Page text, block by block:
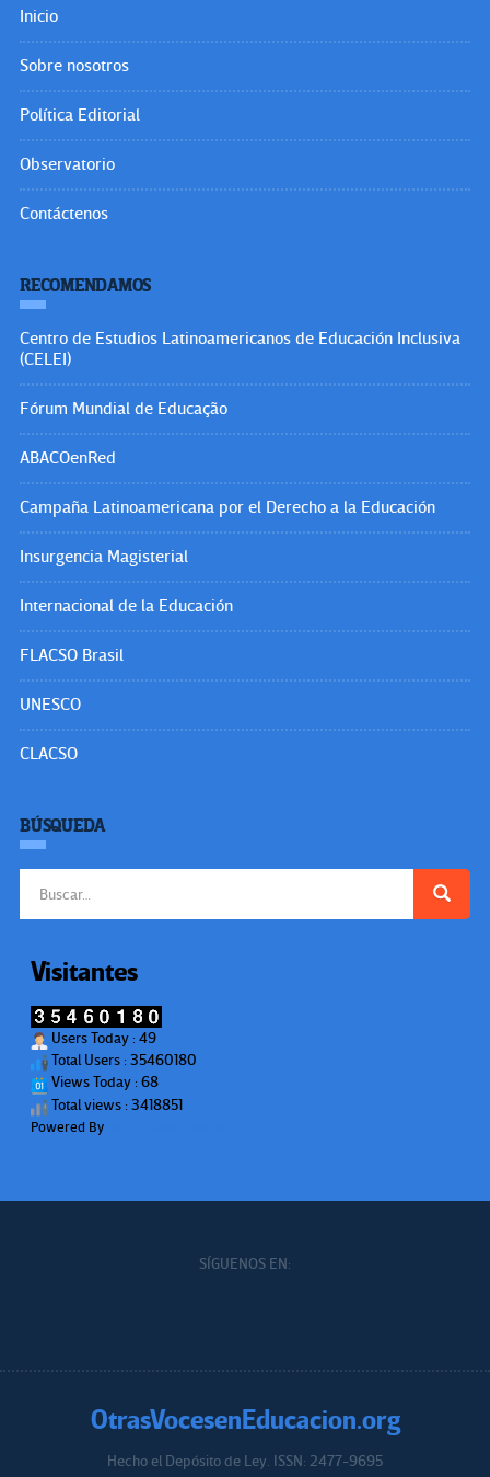
Inicio
Sobre nosotros
Política Editorial
Observatorio
Contáctenos
RECOMENDAMOS
Centro de Estudios Latinoamericanos de Educación Inclusiva
(CELEI)
Fórum Mundial de Educação
ABACOenRed
Campaña Latinoamericana por el Derecho a la Educación
Insurgencia Magisterial
Internacional de la Educación
FLACSO Brasil
UNESCO
CLACSO
BÚSQUEDA
Visitantes
Users Today : 49
Total Users : 35460180
Views Today : 68
Total views : 3418851
Powered By
SÍGUENOS EN:
OtrasVocesenEducacion.org
Hecho el Depósito de Ley. ISSN: 2477-9695